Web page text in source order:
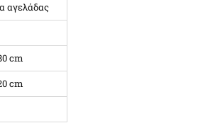
αγελάδας
cm
cm